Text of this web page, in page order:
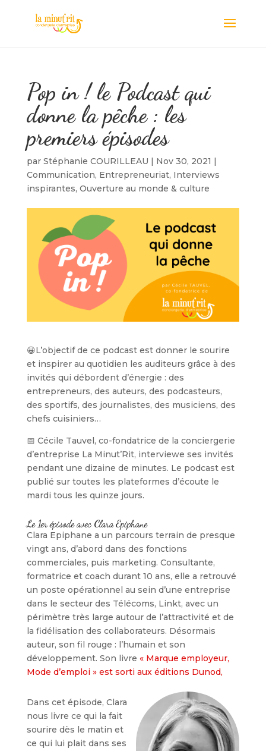
Pop in ! le Podcast qui
donne la pêche : les
premiers épisodes
par Stéphanie COURILLEAU | Nov 30, 2021 |
Communication, Entrepreneuriat, Interviews
inspirantes, Ouverture au monde & culture
😀L’objectif de ce podcast est donner le sourire
et inspirer au quotidien les auditeurs grâce à des
invités qui débordent d’énergie : des
entrepreneurs, des auteurs, des podcasteurs,
des sportifs, des journalistes, des musiciens, des
chefs cuisiniers…
📅 Cécile Tauvel, co-fondatrice de la conciergerie
d’entreprise La Minut’Rit, interviewe ses invités
pendant une dizaine de minutes. Le podcast est
publié sur toutes les plateformes d’écoute le
mardi tous les quinze jours.
Le 1er épisode avec Clara Epiphane
Clara Epiphane a un parcours terrain de presque
vingt ans, d’abord dans des fonctions
commerciales, puis marketing. Consultante,
formatrice et coach durant 10 ans, elle a retrouvé
un poste opérationnel au sein d’une entreprise
dans le secteur des Télécoms, Linkt, avec un
périmètre très large autour de l’attractivité et de
la fidélisation des collaborateurs. Désormais
auteur, son fil rouge : l’humain et son
développement. Son livre « Marque employeur,
Mode d’emploi » est sorti aux éditions Dunod,
Dans cet épisode, Clara
nous livre ce qui la fait
sourire dès le matin et
ce qui lui plait dans ses